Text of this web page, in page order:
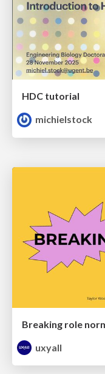
HDC tutorial
michielstock
uxyall